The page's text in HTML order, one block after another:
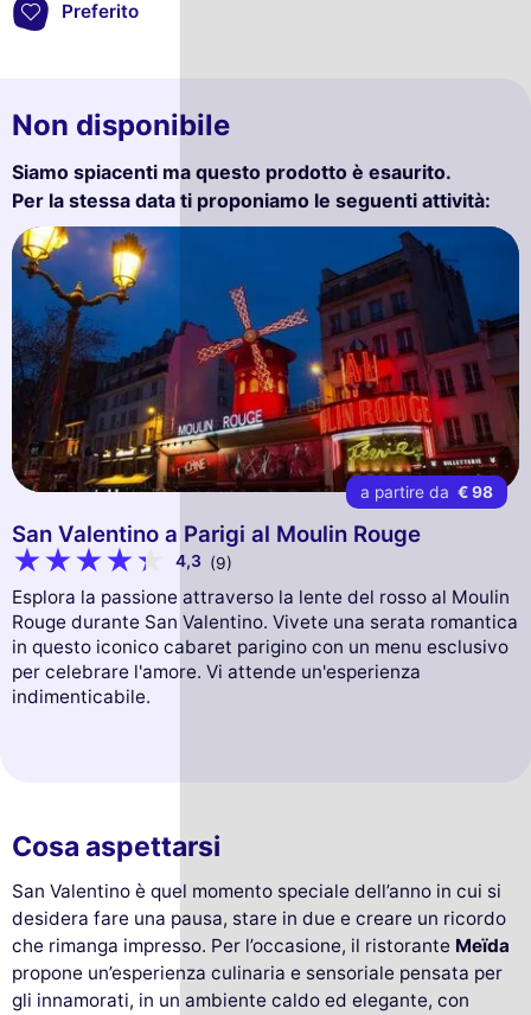
Preferito
Non disponibile
Siamo spiacenti ma questo prodotto è esaurito.
Per la stessa data ti proponiamo le seguenti attività:
a partire da € 98
San Valentino a Parigi al Moulin Rouge
4,3 (9)
Esplora la passione attraverso la lente del rosso al Moulin
Rouge durante San Valentino. Vivete una serata romantica
in questo iconico cabaret parigino con un menu esclusivo
per celebrare l'amore. Vi attende un'esperienza
indimenticabile.
Cosa aspettarsi
San Valentino è quel momento speciale dell’anno in cui si
desidera fare una pausa, stare in due e creare un ricordo
che rimanga impresso. Per l’occasione, il ristorante Meïda
propone un’esperienza culinaria e sensoriale pensata per
gli innamorati, in un ambiente caldo ed elegante, con